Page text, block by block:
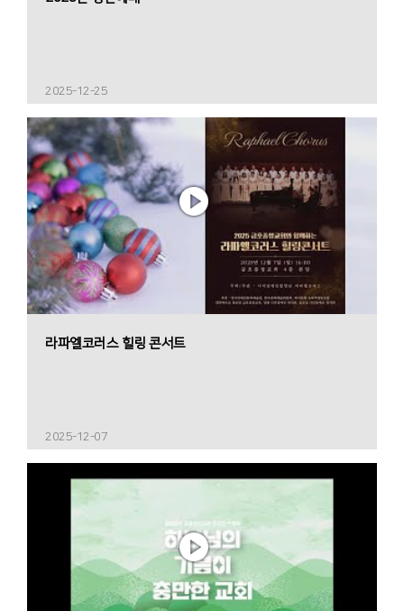
2025-12-25
라파엘코러스 힐링 콘서트
2025-12-07